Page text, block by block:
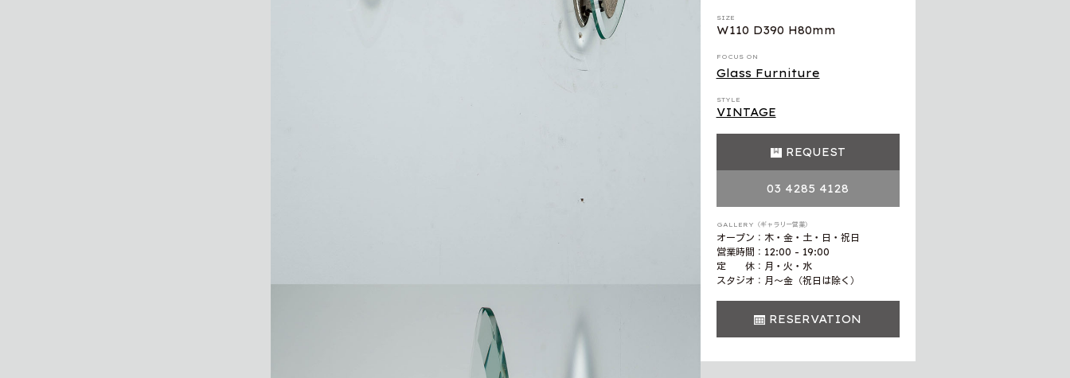
SIZE
W110 D390 H80mm
FOCUS ON
Glass Furniture
STYLE
VINTAGE
REQUEST
03 4285 4128
GALLERY（ギャラリー営業）
オープン：木・金・土・日・祝日
営業時間：12:00 - 19:00
定 休：月・火・水
スタジオ：月〜金（祝日は除く）
RESERVATION